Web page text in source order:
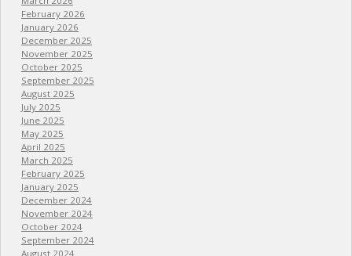
February 2026
January 2026
December 2025
November 2025
October 2025
September 2025
August 2025
July 2025
June 2025
May 2025
April 2025
March 2025
February 2025
January 2025
December 2024
November 2024
October 2024
September 2024
August 2024